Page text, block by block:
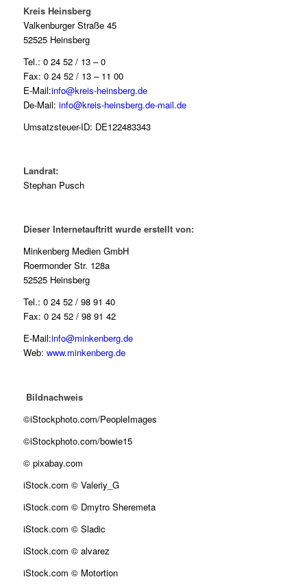
Kreis Heinsberg
Valkenburger Straße 45
52525 Heinsberg
Tel.: 0 24 52 / 13 – 0
Fax: 0 24 52 / 13 – 11 00
E-Mail:info@kreis-heinsberg.de
De-Mail: info@kreis-heinsberg.de-mail.de
Umsatzsteuer-ID: DE122483343
Landrat:
Stephan Pusch
Dieser Internetauftritt wurde erstellt von:
Minkenberg Medien GmbH
Roermonder Str. 128a
52525 Heinsberg
Tel.: 0 24 52 / 98 91 40
Fax: 0 24 52 / 98 91 42
E-Mail:info@minkenberg.de
Web: www.minkenberg.de
Bildnachweis
©iStockphoto.com/PeopleImages
©iStockphoto.com/bowie15
© pixabay.com
iStock.com © Valeriy_G
iStock.com © Dmytro Sheremeta
iStock.com © Sladic
iStock.com © alvarez
iStock.com © Motortion